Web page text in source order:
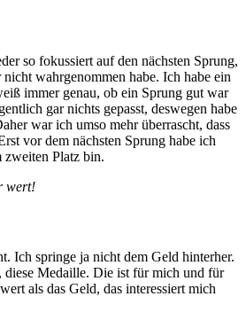
so fokussiert auf den nächsten Sprung,
wahrgenommen habe. Ich habe ein
immer genau, ob ein Sprung gut war
gar nichts gepasst, deswegen habe
war ich umso mehr überrascht, dass
vor dem nächsten Sprung habe ich
zweiten Platz bin.
wert!
Ich springe ja nicht dem Geld hinterher.
diese Medaille. Die ist für mich und für
als das Geld, das interessiert mich